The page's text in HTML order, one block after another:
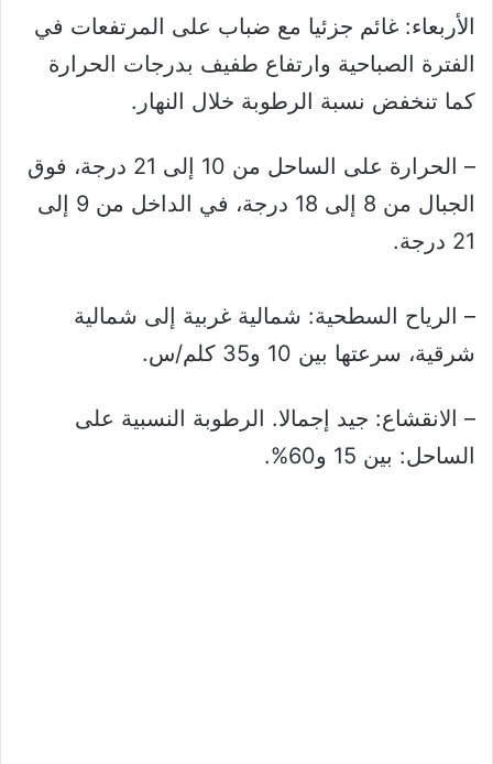
الأربعاء: غائم جزئيا مع ضباب على المرتفعات في
الفترة الصباحية وارتفاع طفيف بدرجات الحرارة
كما تنخفض نسبة الرطوبة خلال النهار.
– الحرارة على الساحل من 10 إلى 21 درجة، فوق
الجبال من 8 إلى 18 درجة، في الداخل من 9 إلى
21 درجة.
– الرياح السطحية: شمالية غربية إلى شمالية
شرقية، سرعتها بين 10 و35 كلم/س.
– الانقشاع: جيد إجمالا. الرطوبة النسبية على
الساحل: بين 15 و60%.